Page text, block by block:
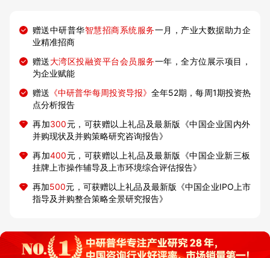
赠送中研普华智慧招商系统服务一月，产业大数据助力企
业精准招商
赠送大湾区投融资平台会员服务一年，全方位展示项目，
为企业赋能
赠送 《中研普华每周投资导报》全年52期，每周1期投资热
点分析报告
再加300元，可获赠以上礼品及最新版《中国企业国内外
并购现状及并购策略研究咨询报告》
再加400元，可获赠以上礼品及最新版《中国企业新三板
挂牌上市操作辅导及上市环境综合评估报告》
再加500元，可获赠以上礼品及最新版《中国企业IPO上市
指导及并购整合策略全景研究报告》